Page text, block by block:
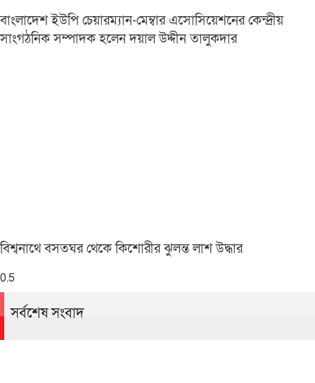
বাংলাদেশ ইউপি চেয়ারম্যান-মেম্বার এসোসিয়েশনের কেন্দ্রীয়
সাংগঠনিক সম্পাদক হলেন দয়াল উদ্দীন তালুকদার
বিশ্বনাথে বসতঘর থেকে কিশোরীর ঝুলন্ত লাশ উদ্ধার
সর্বশেষ সংবাদ